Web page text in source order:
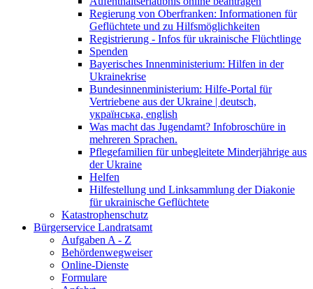
Regierung von Oberfranken: Informationen für
Geflüchtete und zu Hilfsmöglichkeiten
Registrierung - Infos für ukrainische Flüchtlinge
Spenden
Bayerisches Innenministerium: Hilfen in der
Ukrainekrise
Bundesinnenministerium: Hilfe-Portal für
Vertriebene aus der Ukraine | deutsch,
українська, english
Was macht das Jugendamt? Infobroschüre in
mehreren Sprachen.
Pflegefamilien für unbegleitete Minderjährige aus
der Ukraine
Helfen
Hilfestellung und Linksammlung der Diakonie
für ukrainische Geflüchtete
Katastrophenschutz
Bürgerservice Landratsamt
Aufgaben A - Z
Behördenwegweiser
Online-Dienste
Formulare